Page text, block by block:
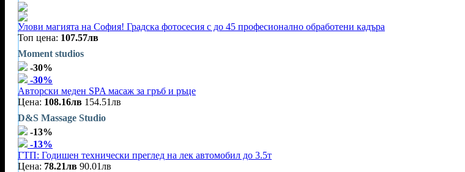
Улови магията на София! Градска фотосесия с до 45 професионално обработени кадъра
Топ цена: 107.57лв
Moment studios
-30%
-30%
Авторски меден SPA масаж за гръб и ръце
Цена: 108.16лв 154.51лв
D&S Massage Studio
-13%
-13%
ГТП: Годишен технически преглед на лек автомобил до 3.5т
Цена: 78.21лв 90.01лв